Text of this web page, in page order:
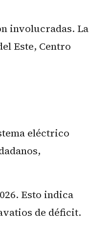
involucradas. La
Este, Centro
eléctrico
Esto indica
de déficit.